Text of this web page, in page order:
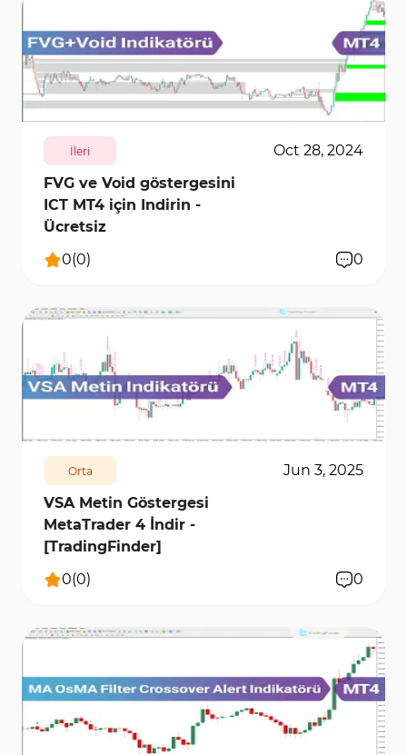
1103 11130 0
İleri
Oct 28, 2024
FVG ve Void göstergesini
ICT MT4 için Indirin -
Ücretsiz
0(0) 0
Orta
Jun 3, 2025
VSA Metin Göstergesi
MetaTrader 4 İndir -
[TradingFinder]
0(0) 0
208 5567